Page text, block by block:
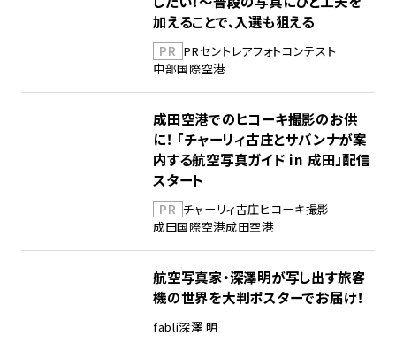
加えることで、入選も狙える
PR PRセントレアフォトコンテスト
中部国際空港
成田空港でのヒコーキ撮影のお供
に！ 「チャーリィ古庄とサバンナが案
内する航空写真ガイド in 成田」配信
スタート
PR チャーリィ古庄ヒコーキ撮影
成田国際空港成田空港
航空写真家・深澤明が写し出す旅客
機の世界を大判ポスターでお届け！
fabli深澤 明